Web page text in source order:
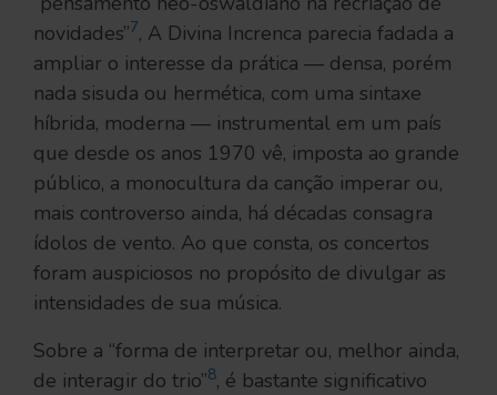
novidades”7, A Divina Increnca parecia fadada a
ampliar o interesse da prática — densa, porém
nada sisuda ou hermética, com uma sintaxe
híbrida, moderna — instrumental em um país
que desde os anos 1970 vê, imposta ao grande
público, a monocultura da canção imperar ou,
mais controverso ainda, há décadas consagra
ídolos de vento. Ao que consta, os concertos
foram auspiciosos no propósito de divulgar as
intensidades de sua música.
Sobre a “forma de interpretar ou, melhor ainda,
de interagir do trio”8, é bastante significativo